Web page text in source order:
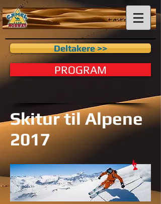
Deltakere >>
PROGRAM
Skitur til Alpene
2017